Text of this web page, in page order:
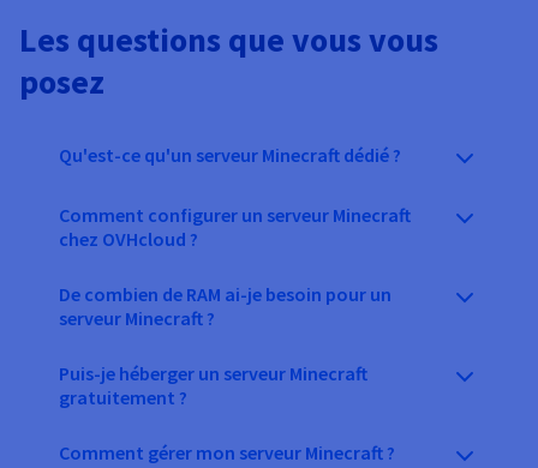
Les questions que vous vous
posez
Qu'est-ce qu'un serveur Minecraft dédié ?
Comment configurer un serveur Minecraft
chez OVHcloud ?
De combien de RAM ai-je besoin pour un
serveur Minecraft ?
Puis-je héberger un serveur Minecraft
gratuitement ?
Comment gérer mon serveur Minecraft ?